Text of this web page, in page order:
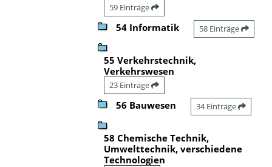
59 Einträge
54 Informatik 58 Einträge
55 Verkehrstechnik,
Verkehrswesen
23 Einträge
56 Bauwesen 34 Einträge
58 Chemische Technik,
Umwelttechnik, verschiedene
Technologien